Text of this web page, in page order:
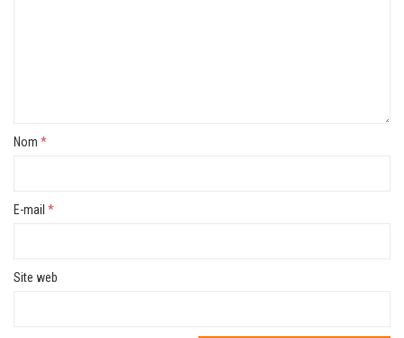
Nom *
E-mail *
Site web